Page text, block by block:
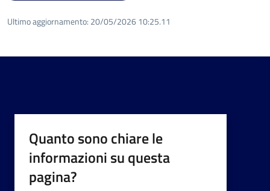
Ultimo aggiornamento: 20/05/2026 10:25.11
Quanto sono chiare le
informazioni su questa
pagina?